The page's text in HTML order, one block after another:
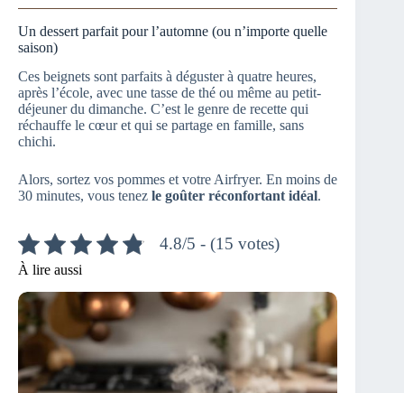
Un dessert parfait pour l’automne (ou n’importe quelle
saison)
Ces beignets sont parfaits à déguster à quatre heures,
après l’école, avec une tasse de thé ou même au petit-
déjeuner du dimanche. C’est le genre de recette qui
réchauffe le cœur et qui se partage en famille, sans
chichi.
Alors, sortez vos pommes et votre Airfryer. En moins de
30 minutes, vous tenez le goûter réconfortant idéal.
4.8/5 - (15 votes)
À lire aussi